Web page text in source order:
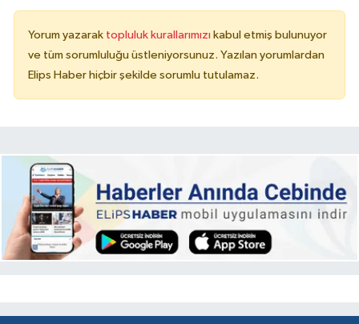
Yorum yazarak topluluk kurallarımızı kabul etmiş bulunuyor
ve tüm sorumluluğu üstleniyorsunuz. Yazılan yorumlardan
Elips Haber hiçbir şekilde sorumlu tutulamaz.